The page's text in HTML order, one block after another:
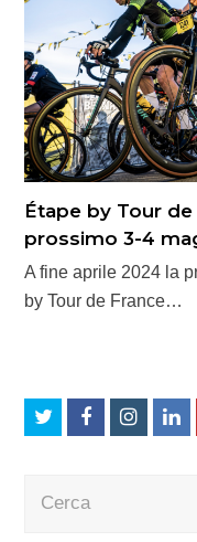
Étape by Tour de
prossimo 3-4
A fine aprile 2024 la
by Tour de France…
TwitterFacebook